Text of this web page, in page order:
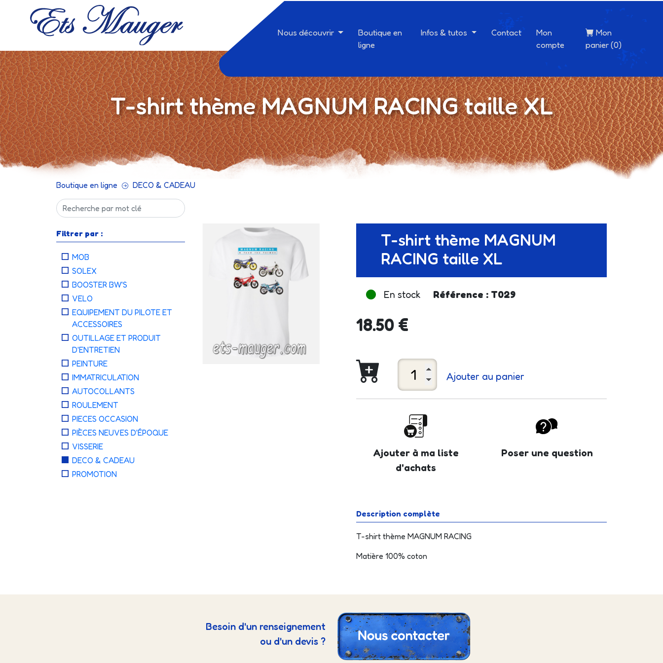
Nous découvrir
Boutique en
ligne
Infos & tutos Contact
Mon
compte
Mon
panier (0)
T-shirt thème MAGNUM RACING taille XL
Boutique en ligne DECO & CADEAU
Filtrer par :
MOB
SOLEX
BOOSTER BW'S
VELO
EQUIPEMENT DU PILOTE ET
ACCESSOIRES
OUTILLAGE ET PRODUIT
D'ENTRETIEN
PEINTURE
IMMATRICULATION
AUTOCOLLANTS
ROULEMENT
PIECES OCCASION
PIÈCES NEUVES D'ÉPOQUE
VISSERIE
DECO & CADEAU
PROMOTION
T-shirt thème MAGNUM
RACING taille XL
En stock Référence : T029
18.50 €
Ajouter au panier
Ajouter à ma liste
d'achats
Poser une question
Description complète
T-shirt thème MAGNUM RACING
Matière 100% coton
Besoin d'un renseignement
ou d'un devis ?